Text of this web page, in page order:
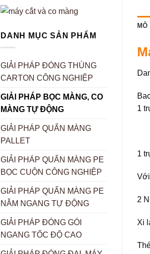
DANH MỤC SẢN PHẨM
GIẢI PHÁP ĐÓNG THÙNG
CARTON CÔNG NGHIỆP
GIẢI PHÁP BỌC MÀNG, CO
MÀNG TỰ ĐỘNG
GIẢI PHÁP QUẤN MÀNG
PALLET
GIẢI PHÁP QUẤN MÀNG PE
BỌC CUỘN CÔNG NGHIỆP
GIẢI PHÁP QUẤN MÀNG PE
NẰM NGANG TỰ ĐỘNG
GIẢI PHÁP ĐÓNG GÓI
NGANG TỐC ĐỘ CAO
MÔ
1
1
2
Xi